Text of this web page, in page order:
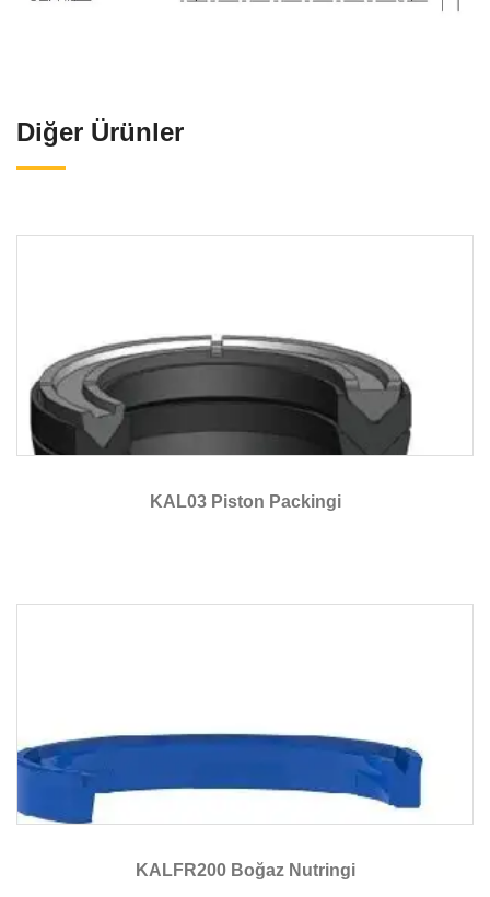
Diğer Ürünler
KAL03 Piston Packingi
KALFR200 Boğaz Nutringi